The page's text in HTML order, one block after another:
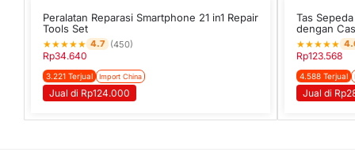
Peralatan Reparasi Smartphone 21 in1 Repair
Tools Set
★★★★★ 4.7 (450)
Rp34.640
3.221 Terjual Import China
Jual di Rp124.000
Tas
dengan
★★★★★
Rp123.568
4.588 Terjual
Jual di